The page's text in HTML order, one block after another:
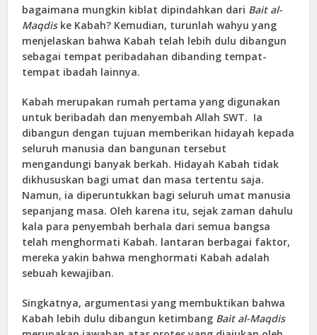
bagaimana mungkin kiblat dipindahkan dari Bait al-
Maqdiske Kabah? Kemudian, turunlah wahyu yang
menjelaskan bahwa Kabah telah lebih dulu dibangun
sebagai tempat peribadahan dibanding tempat-
tempat ibadah lainnya.
Kabah merupakan rumah pertama yang digunakan
untuk beribadah dan menyembah Allah SWT. Ia
dibangun dengan tujuan memberikan hidayah kepada
seluruh manusia dan bangunan tersebut
mengandungi banyak berkah. Hidayah Kabah tidak
dikhususkan bagi umat dan masa tertentu saja.
Namun, ia diperuntukkan bagi seluruh umat manusia
sepanjang masa. Oleh karena itu, sejak zaman dahulu
kala para penyembah berhala dari semua bangsa
telah menghormati Kabah. lantaran berbagai faktor,
mereka yakin bahwa menghormati Kabah adalah
sebuah kewajiban.
Singkatnya, argumentasi yang membuktikan bahwa
Kabah lebih dulu dibangun ketimbang Bait al-Maqdis